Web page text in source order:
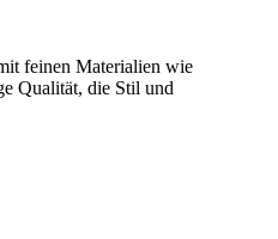
feinen Materialien wie
Qualität, die Stil und